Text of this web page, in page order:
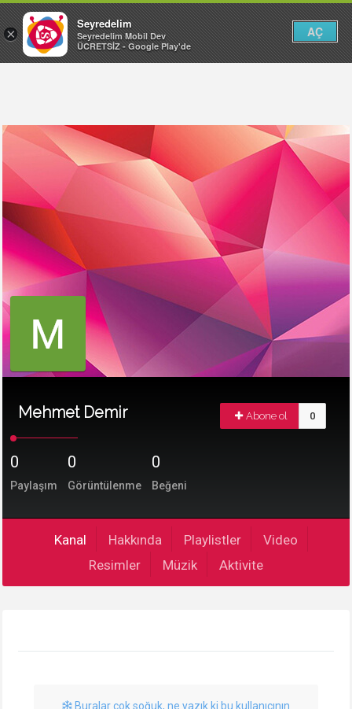
Mehmet Demir Abone ol 0
0
Paylaşım
0
Görüntülenme
0
Beğeni
Kanal Hakkında Playlistler
Video
Resimler
Müzik Aktivite
Buralar çok soğuk, ne yazık ki bu kullanıcının
×
Seyredelim
Seyredelim Mobil Dev
ÜCRETSİZ - Google Play'de
AÇ